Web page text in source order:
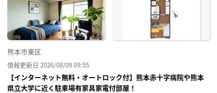
熊本市東区
情報更新日 2026/08/09 09:55
【インターネット無料・オートロック付】熊本赤十字病院や熊本
県立大学に近く駐車場有家具家電付部屋！